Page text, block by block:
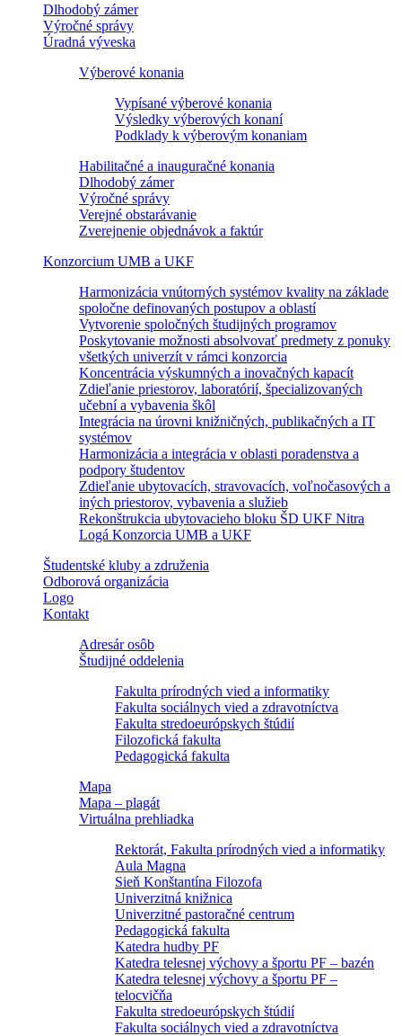
Dlhodobý zámer
Výročné správy
Úradná výveska
Výberové konania
Vypísané výberové konania
Výsledky výberových konaní
Podklady k výberovým konaniam
Habilitačné a inauguračné konania
Dlhodobý zámer
Výročné správy
Verejné obstarávanie
Zverejnenie objednávok a faktúr
Konzorcium UMB a UKF
Harmonizácia vnútorných systémov kvality na základe
spoločne definovaných postupov a oblastí
Vytvorenie spoločných študijných programov
Poskytovanie možnosti absolvovať predmety z ponuky
všetkých univerzít v rámci konzorcia
Koncentrácia výskumných a inovačných kapacít
Zdieľanie priestorov, laboratórií, špecializovaných
učební a vybavenia škôl
Integrácia na úrovni knižničných, publikačných a IT
systémov
Harmonizácia a integrácia v oblasti poradenstva a
podpory študentov
Zdieľanie ubytovacích, stravovacích, voľnočasových a
iných priestorov, vybavenia a služieb
Rekonštrukcia ubytovacieho bloku ŠD UKF Nitra
Logá Konzorcia UMB a UKF
Študentské kluby a združenia
Odborová organizácia
Logo
Kontakt
Adresár osôb
Študijné oddelenia
Fakulta prírodných vied a informatiky
Fakulta sociálnych vied a zdravotníctva
Fakulta stredoeurópskych štúdií
Filozofická fakulta
Pedagogická fakulta
Mapa
Mapa – plagát
Virtuálna prehliadka
Rektorát, Fakulta prírodných vied a informatiky
Aula Magna
Sieň Konštantína Filozofa
Univerzitná knižnica
Univerzitné pastoračné centrum
Pedagogická fakulta
Katedra hudby PF
Katedra telesnej výchovy a športu PF – bazén
Katedra telesnej výchovy a športu PF –
telocvičňa
Fakulta stredoeurópskych štúdií
Fakulta sociálnych vied a zdravotníctva